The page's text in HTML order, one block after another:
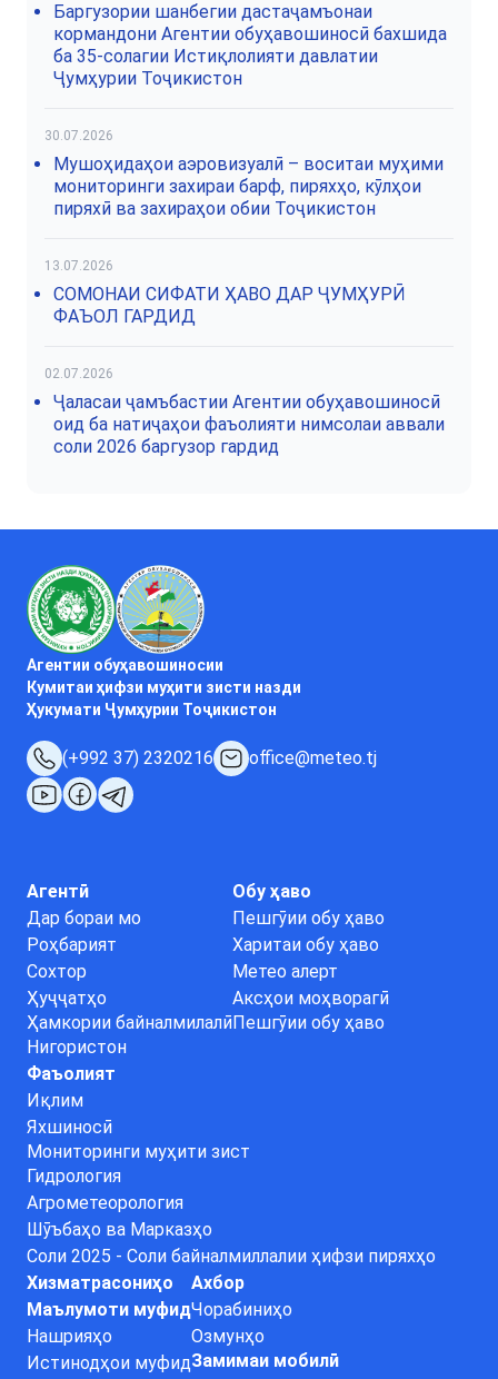
Баргузории шанбегии дастаҷамъонаи
кормандони Агентии обуҳавошиносӣ бахшида
ба 35-солагии Истиқлолияти давлатии
Ҷумҳурии Тоҷикистон
30.07.2026
Мушоҳидаҳои аэровизуалӣ – воситаи муҳими
мониторинги захираи барф, пиряхҳо, кӯлҳои
пиряхӣ ва захираҳои обии Тоҷикистон
13.07.2026
СОМОНАИ СИФАТИ ҲАВО ДАР ҶУМҲУРӢ
ФАЪОЛ ГАРДИД
02.07.2026
Ҷаласаи ҷамъбастии Агентии обуҳавошиносӣ
оид ба натиҷаҳои фаъолияти нимсолаи аввали
соли 2026 баргузор гардид
Агентии обуҳавошиносии
Кумитаи ҳифзи муҳити зисти назди
Ҳукумати Ҷумҳурии Тоҷикистон
(+992 37) 2320216 office@meteo.tj
Агентӣ
Дар бораи мо
Роҳбарият
Сохтор
Ҳуҷҷатҳо
Ҳамкории байналмилалӣ
Нигористон
Обу ҳаво
Пешгӯии обу ҳаво
Харитаи обу ҳаво
Метео алерт
Аксҳои моҳворагӣ
Пешгӯии обу ҳаво
Фаъолият
Иқлим
Яхшиносӣ
Мониторинги муҳити зист
Гидрология
Агрометеорология
Шӯъбаҳо ва Марказҳо
Соли 2025 - Соли байналмиллалии ҳифзи пиряхҳо
Хизматрасониҳо
Маълумоти муфид
Нашрияҳо
Истинодҳои муфид
Ахбор
Чорабиниҳо
Озмунҳо
Замимаи мобилӣ